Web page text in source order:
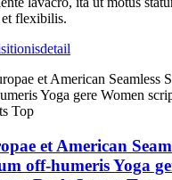
flexibilis.
detail
et American
off-humeris Yoga